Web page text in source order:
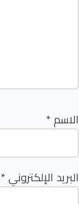
الاسم*
البريد الإلكتروني*